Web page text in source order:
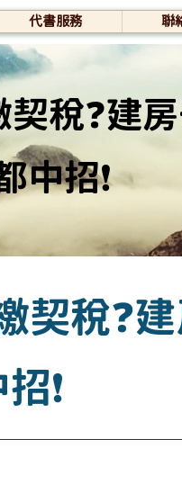
代書服務 聯
契稅❓建
中招❗
契稅❓
❗